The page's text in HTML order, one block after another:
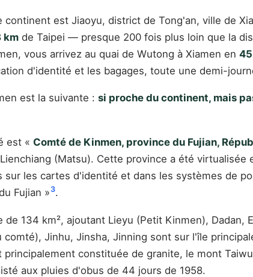
est Jiaoyu, district de Tong'an, ville de
km de Taipei — presque 200 fois plus loin que la
vous arrivez au quai de Wutong à Xiamen en
d'identité et les bagages, toute une demi-
est la suivante : si proche du continent, mais
est « Comté de Kinmen, province du Fujian,
(Matsu). Cette province a été
sur les cartes d'identité et dans les systèmes de
Fujian » 3.
134 km², ajoutant Lieyu (Petit Kinmen), Dadan,
Jinhu, Jinsha, Jinning sont sur l'île
principalement constituée de granite, le mont
aux pluies d'obus de 44 jours de 1958.